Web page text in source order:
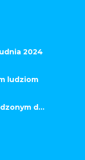
2024
ludziom
d...